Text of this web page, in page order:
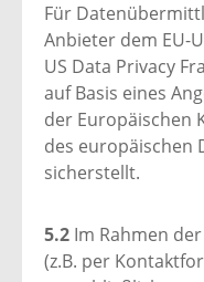
Für
Anbieter dem EU-
US Data Privacy
auf Basis eines
der Europäischen
des europäischen
sicherstellt.
5.2 Im Rahmen
(z.B. per